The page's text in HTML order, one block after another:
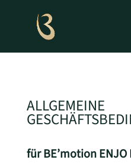
ALLGEMEINE
für BE’motion ENJO